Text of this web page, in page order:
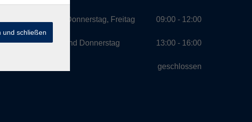
Montag, Donnerstag, Freitag
Montag und Donnerstag
09:00 - 12:00
13:00 - 16:00
geschlossen
und schließen